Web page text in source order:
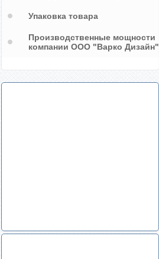
Упаковка товара
Производственные мощности
компании ООО "Варко Дизайн"